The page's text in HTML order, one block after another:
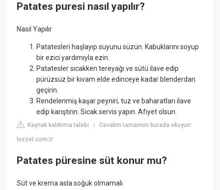
Patates puresi nasıl yapılır?
Nasıl Yapılır
Patatesleri haşlayıp suyunu süzün. Kabuklarını soyup
bir ezici yardımıyla ezin.
Patatesler sıcakken tereyağı ve sütü ilave edip
pürüzsüz bir kıvam elde edinceye kadar blenderdan
geçirin.
Rendelenmiş kaşar peyniri, tuz ve baharatları ilave
edip karıştırın. Sıcak servis yapın. Afiyet olsun.
Kaynak kaldırma talebi |Cevabın tamamını burada okuyun:
lezzet.com.tr
Patates püresine süt konur mu?
Süt ve krema asla soğuk olmamalı